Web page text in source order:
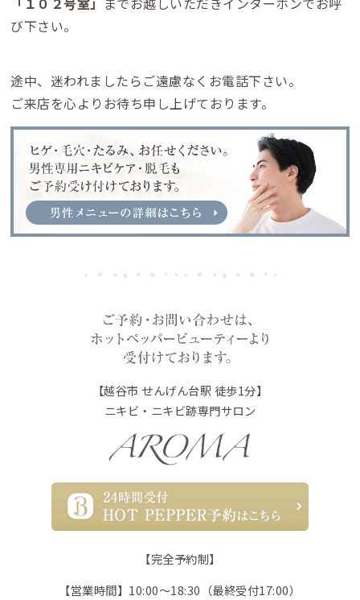
び下さい。
途中、迷われましたらご遠慮なくお電話下さい。
ご来店を心よりお待ち申し上げております。
【越谷市 せんげん台駅 徒歩1分】
ニキビ・ニキビ跡専門サロン
【完全予約制】
【営業時間】10:00〜18:30（最終受付17:00）